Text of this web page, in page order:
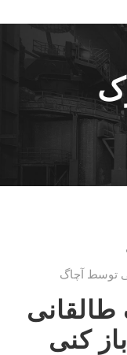
توسط آچاگ
چاه باز کنی